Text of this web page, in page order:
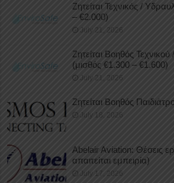
Ζητείται Τεχνικός /
– €2.000)
July 21, 2026
Ζητείται Βοηθός
(μισθός €1.300 – €1.600)
July 21, 2026
Ζητείται Βοηθός
July 18, 2026
Abelair Aviation: Θέσεις
απαιτείται εμπειρία)
July 17, 2026